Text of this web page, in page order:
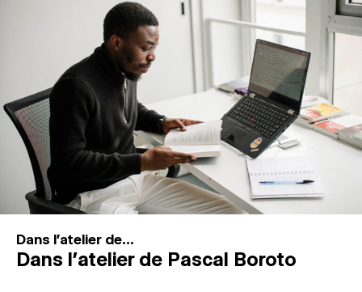
Dans l'atelier de...
Dans l’atelier de Pascal Boroto